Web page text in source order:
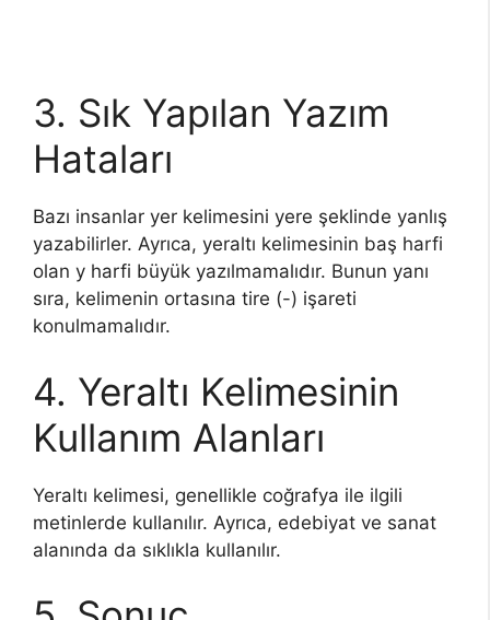
3. Sık Yapılan Yazım
Hataları
Bazı insanlar yer kelimesini yere şeklinde yanlış
yazabilirler. Ayrıca, yeraltı kelimesinin baş harfi
olan y harfi büyük yazılmamalıdır. Bunun yanı
sıra, kelimenin ortasına tire (-) işareti
konulmamalıdır.
4. Yeraltı Kelimesinin
Kullanım Alanları
Yeraltı kelimesi, genellikle coğrafya ile ilgili
metinlerde kullanılır. Ayrıca, edebiyat ve sanat
alanında da sıklıkla kullanılır.